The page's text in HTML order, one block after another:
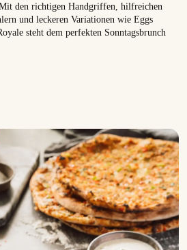
den richtigen Handgriffen, hilfreichen
und leckeren Variationen wie Eggs
steht dem perfekten Sonntagsbrunch